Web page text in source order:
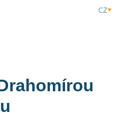
CZ